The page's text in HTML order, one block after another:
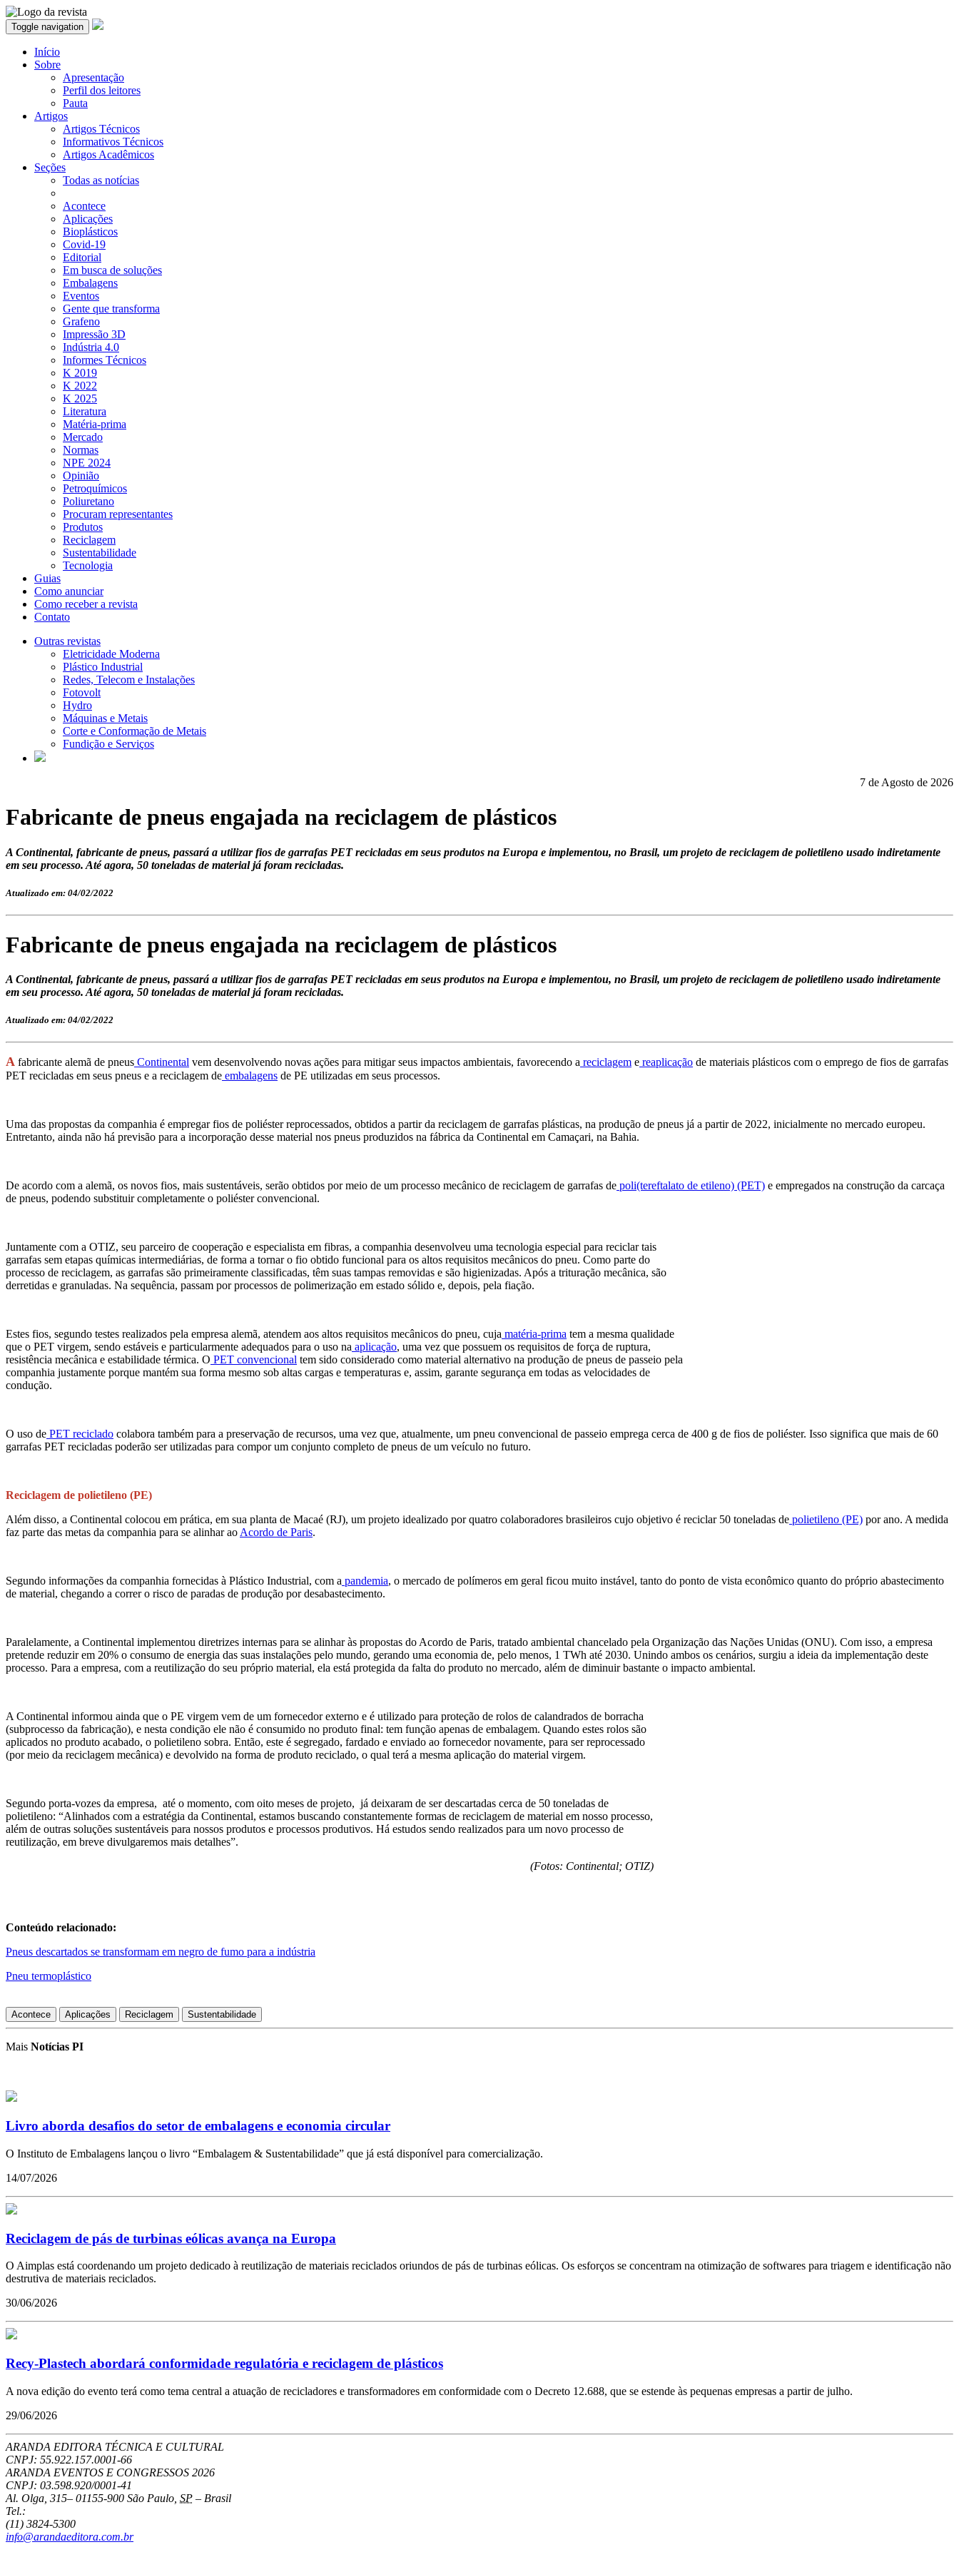
Toggle navigation
Início
Sobre
Apresentação
Perfil dos leitores
Pauta
Artigos
Artigos Técnicos
Informativos Técnicos
Artigos Acadêmicos
Seções
Todas as notícias
Acontece
Aplicações
Bioplásticos
Covid-19
Editorial
Em busca de soluções
Embalagens
Eventos
Gente que transforma
Grafeno
Impressão 3D
Indústria 4.0
Informes Técnicos
K 2019
K 2022
K 2025
Literatura
Matéria-prima
Mercado
Normas
NPE 2024
Opinião
Petroquímicos
Poliuretano
Procuram representantes
Produtos
Reciclagem
Sustentabilidade
Tecnologia
Guias
Como anunciar
Como receber a revista
Contato
Outras revistas
Eletricidade Moderna
Plástico Industrial
Redes, Telecom e Instalações
Fotovolt
Hydro
Máquinas e Metais
Corte e Conformação de Metais
Fundição e Serviços
7 de Agosto de 2026
Fabricante de pneus engajada na reciclagem de plásticos
A Continental, fabricante de pneus, passará a utilizar fios de garrafas PET recicladas em seus produtos na Europa e implementou, no Brasil, um projeto de reciclagem de polietileno usado indiretamente
em seu processo. Até agora, 50 toneladas de material já foram recicladas.
Atualizado em: 04/02/2022
Fabricante de pneus engajada na reciclagem de plásticos
A Continental, fabricante de pneus, passará a utilizar fios de garrafas PET recicladas em seus produtos na Europa e implementou, no Brasil, um projeto de reciclagem de polietileno usado indiretamente
em seu processo. Até agora, 50 toneladas de material já foram recicladas.
Atualizado em: 04/02/2022
A fabricante alemã de pneus Continental vem desenvolvendo novas ações para mitigar seus impactos ambientais, favorecendo a reciclagem e reaplicação de materiais plásticos com o emprego de fios de garrafas
PET recicladas em seus pneus e a reciclagem de embalagens de PE utilizadas em seus processos.
Uma das propostas da companhia é empregar fios de poliéster reprocessados, obtidos a partir da reciclagem de garrafas plásticas, na produção de pneus já a partir de 2022, inicialmente no mercado europeu.
Entretanto, ainda não há previsão para a incorporação desse material nos pneus produzidos na fábrica da Continental em Camaçari, na Bahia.
De acordo com a alemã, os novos fios, mais sustentáveis, serão obtidos por meio de um processo mecânico de reciclagem de garrafas de poli(tereftalato de etileno) (PET) e empregados na construção da carcaça
de pneus, podendo substituir completamente o poliéster convencional.
Juntamente com a OTIZ, seu parceiro de cooperação e especialista em fibras, a companhia desenvolveu uma tecnologia especial para reciclar tais
garrafas sem etapas químicas intermediárias, de forma a tornar o fio obtido funcional para os altos requisitos mecânicos do pneu. Como parte do
processo de reciclagem, as garrafas são primeiramente classificadas, têm suas tampas removidas e são higienizadas. Após a trituração mecânica, são
derretidas e granuladas. Na sequência, passam por processos de polimerização em estado sólido e, depois, pela fiação.
Estes fios, segundo testes realizados pela empresa alemã, atendem aos altos requisitos mecânicos do pneu, cuja matéria-prima tem a mesma qualidade
que o PET virgem, sendo estáveis e particularmente adequados para o uso na aplicação, uma vez que possuem os requisitos de força de ruptura,
resistência mecânica e estabilidade térmica. O PET convencional tem sido considerado como material alternativo na produção de pneus de passeio pela
companhia justamente porque mantém sua forma mesmo sob altas cargas e temperaturas e, assim, garante segurança em todas as velocidades de
condução.
O uso de PET reciclado colabora também para a preservação de recursos, uma vez que, atualmente, um pneu convencional de passeio emprega cerca de 400 g de fios de poliéster. Isso significa que mais de 60
garrafas PET recicladas poderão ser utilizadas para compor um conjunto completo de pneus de um veículo no futuro.
Reciclagem de polietileno (PE)
Além disso, a Continental colocou em prática, em sua planta de Macaé (RJ), um projeto idealizado por quatro colaboradores brasileiros cujo objetivo é reciclar 50 toneladas de polietileno (PE) por ano. A medida
faz parte das metas da companhia para se alinhar aoAcordo de Paris.
Segundo informações da companhia fornecidas à Plástico Industrial, com a pandemia, o mercado de polímeros em geral ficou muito instável, tanto do ponto de vista econômico quanto do próprio abastecimento
de material, chegando a correr o risco de paradas de produção por desabastecimento.
Paralelamente, a Continental implementou diretrizes internas para se alinhar às propostas do Acordo de Paris, tratado ambiental chancelado pela Organização das Nações Unidas (ONU). Com isso, a empresa
pretende reduzir em 20% o consumo de energia das suas instalações pelo mundo, gerando uma economia de, pelo menos, 1 TWh até 2030. Unindo ambos os cenários, surgiu a ideia da implementação deste
processo. Para a empresa, com a reutilização do seu próprio material, ela está protegida da falta do produto no mercado, além de diminuir bastante o impacto ambiental.
A Continental informou ainda que o PE virgem vem de um fornecedor externo e é utilizado para proteção de rolos de calandrados de borracha
(subprocesso da fabricação), e nesta condição ele não é consumido no produto final: tem função apenas de embalagem. Quando estes rolos são
aplicados no produto acabado, o polietileno sobra. Então, este é segregado, fardado e enviado ao fornecedor novamente, para ser reprocessado
(por meio da reciclagem mecânica) e devolvido na forma de produto reciclado, o qual terá a mesma aplicação do material virgem.
Segundo porta-vozes da empresa, até o momento, com oito meses de projeto, já deixaram de ser descartadas cerca de 50 toneladas de
polietileno: “Alinhados com a estratégia da Continental, estamos buscando constantemente formas de reciclagem de material em nosso processo,
além de outras soluções sustentáveis para nossos produtos e processos produtivos. Há estudos sendo realizados para um novo processo de
reutilização, em breve divulgaremos mais detalhes”.
(Fotos: Continental; OTIZ)
Conteúdo relacionado:
Pneus descartados se transformam em negro de fumo para a indústria
Pneu termoplástico
Acontece Aplicações Reciclagem Sustentabilidade
Mais Notícias PI
Livro aborda desafios do setor de embalagens e economia circular
O Instituto de Embalagens lançou o livro “Embalagem & Sustentabilidade” que já está disponível para comercialização.
14/07/2026
Reciclagem de pás de turbinas eólicas avança na Europa
O Aimplas está coordenando um projeto dedicado à reutilização de materiais reciclados oriundos de pás de turbinas eólicas. Os esforços se concentram na otimização de softwares para triagem e identificação não
destrutiva de materiais reciclados.
30/06/2026
Recy-Plastech abordará conformidade regulatória e reciclagem de plásticos
A nova edição do evento terá como tema central a atuação de recicladores e transformadores em conformidade com o Decreto 12.688, que se estende às pequenas empresas a partir de julho.
29/06/2026
ARANDA EDITORA TÉCNICA E CULTURAL
CNPJ: 55.922.157.0001-66
ARANDA EVENTOS E CONGRESSOS 2026
CNPJ: 03.598.920/0001-41
Al. Olga, 315– 01155-900 São Paulo SP – Brasil
Tel.:
(11) 3824-5300
info@arandaeditora.com.br